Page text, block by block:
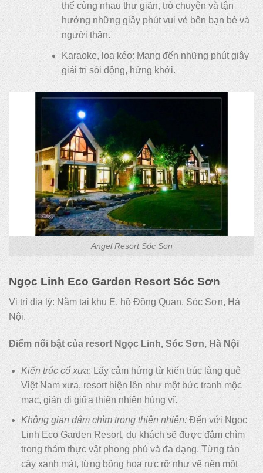
thể cùng nhau thư giãn, trò chuyện và tận
hưởng những giây phút vui vẻ bên bạn bè và
người thân.
Karaoke, loa kéo: Mang đến những phút giây
giải trí sôi động, hứng khởi.
Angel Resort Sóc Sơn
Ngọc Linh Eco Garden Resort Sóc Sơn
Vị trí địa lý: Nằm tại khu E, hồ Đồng Quan, Sóc Sơn, Hà
Nội.
Điểm nổi bật của resort Ngọc Linh, Sóc Sơn, Hà Nội
Kiến trúc cổ xưa: Lấy cảm hứng từ kiến trúc làng quê
Việt Nam xưa, resort hiện lên như một bức tranh mộc
mạc, giản dị giữa thiên nhiên hùng vĩ.
Không gian đắm chìm trong thiên nhiên:Đến với Ngọc
Linh Eco Garden Resort, du khách sẽ được đắm chìm
trong thảm thực vật phong phú và đa dạng. Từng tán
cây xanh mát, từng bông hoa rực rỡ như vẽ nên một